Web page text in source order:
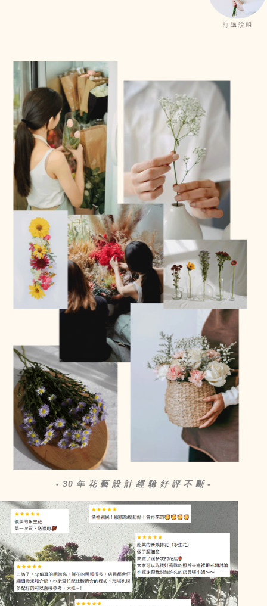
- 30 年 花 藝 設 計 經 驗 好 評 不 斷 -